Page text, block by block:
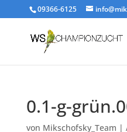
09366-6125
0.1-g-
von Mikschofsky_Team |